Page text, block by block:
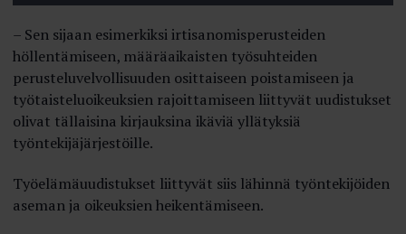
– Sen sijaan esimerkiksi irtisanomisperusteiden
höllentämiseen, määräaikaisten työsuhteiden
perusteluvelvollisuuden osittaiseen poistamiseen ja
työtaisteluoikeuksien rajoittamiseen liittyvät uudistukset
olivat tällaisina kirjauksina ikäviä yllätyksiä
työntekijäjärjestöille.
Työelämäuudistukset liittyvät siis lähinnä työntekijöiden
aseman ja oikeuksien heikentämiseen.